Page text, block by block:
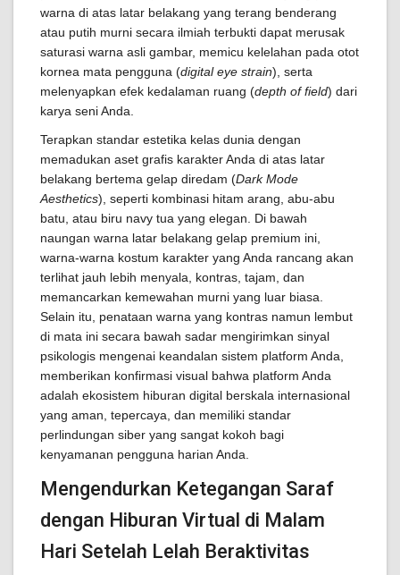
warna di atas latar belakang yang terang benderang
atau putih murni secara ilmiah terbukti dapat merusak
saturasi warna asli gambar, memicu kelelahan pada otot
kornea mata pengguna (digital eye strain), serta
melenyapkan efek kedalaman ruang (depth of field) dari
karya seni Anda.
Terapkan standar estetika kelas dunia dengan
memadukan aset grafis karakter Anda di atas latar
belakang bertema gelap diredam (Dark Mode
Aesthetics), seperti kombinasi hitam arang, abu-abu
batu, atau biru navy tua yang elegan. Di bawah
naungan warna latar belakang gelap premium ini,
warna-warna kostum karakter yang Anda rancang akan
terlihat jauh lebih menyala, kontras, tajam, dan
memancarkan kemewahan murni yang luar biasa.
Selain itu, penataan warna yang kontras namun lembut
di mata ini secara bawah sadar mengirimkan sinyal
psikologis mengenai keandalan sistem platform Anda,
memberikan konfirmasi visual bahwa platform Anda
adalah ekosistem hiburan digital berskala internasional
yang aman, tepercaya, dan memiliki standar
perlindungan siber yang sangat kokoh bagi
kenyamanan pengguna harian Anda.
Mengendurkan Ketegangan Saraf
dengan Hiburan Virtual di Malam
Hari Setelah Lelah Beraktivitas